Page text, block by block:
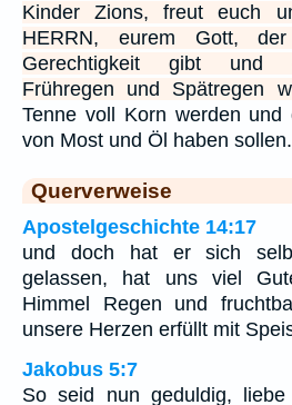
Kinder Zions, freut euch
HERRN, eurem Gott,
Gerechtigkeit gibt und
Frühregen und Spätregen
Tenne voll Korn werden
von Most und Öl haben
Querverweise
Apostelgeschichte 14:17
und doch hat er sich
gelassen, hat uns viel
Himmel Regen und
unsere Herzen erfüllt mit
Jakobus 5:7
So seid nun geduldig,